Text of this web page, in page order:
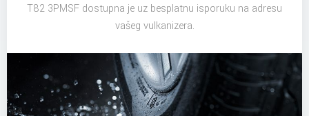
T82 3PMSF dostupna je uz besplatnu isporuku na adresu
vašeg vulkanizera.